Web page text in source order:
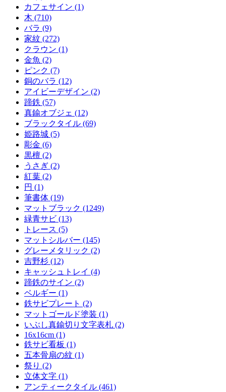
カフェサイン (1)
木 (710)
バラ (9)
家紋 (272)
クラウン (1)
金魚 (2)
ピンク (7)
銅のバラ (12)
アイビーデザイン (2)
蹄鉄 (57)
真鍮オブジェ (12)
ブラックタイル (69)
姫路城 (5)
彫金 (6)
黒檀 (2)
うさぎ (2)
紅葉 (2)
円 (1)
筆書体 (19)
マットブラック (1249)
緑青サビ (13)
トレース (5)
マットシルバー (145)
グレーメタリック (2)
吉野杉 (12)
キャッシュトレイ (4)
蹄鉄のサイン (2)
ベルギー (1)
鉄サビプレート (2)
マットゴールド塗装 (1)
いぶし真鍮切り文字表札 (2)
16x16cm (1)
鉄サビ看板 (1)
五本骨扇の紋 (1)
祭り (2)
立体文字 (1)
アンティークタイル (461)